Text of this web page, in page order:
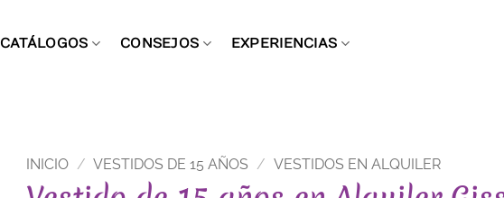
CATÁLOGOS CONSEJOS EXPERIENCIAS
INICIO / VESTIDOS DE 15 AÑOS / VESTIDOS EN ALQUILER